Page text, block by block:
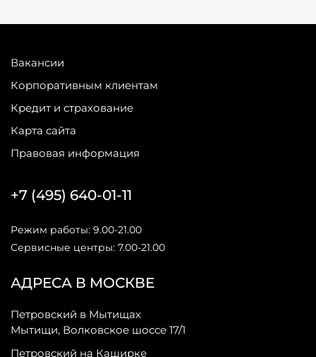
Вакансии
Корпоративным клиентам
Кредит и страхование
Карта сайта
Правовая информация
АДРЕСА В МОСКВЕ
Петровский в Мытищах
Мытищи, Волковское шоссе 17/1
Петровский на Каширке
+7 (495) 640-01-11
Режим работы: 9.00-21.00
Сервисные центры: 7.00-21.00